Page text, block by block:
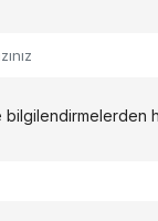
bilgilendirmelerden